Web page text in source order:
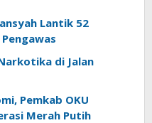
Lantik 52
di Jalan
Pemkab OKU
Merah Putih